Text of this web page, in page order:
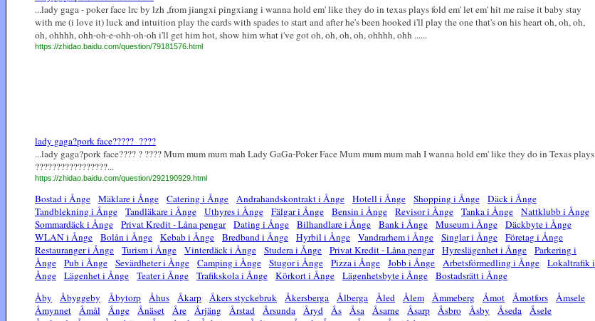
...lady gaga - poker face lrc by lzh ,from jiangxi pingxiang i wanna hold em' like they do in texas plays fold em' let em' hit me raise it baby stay
with me (i love it) luck and intuition play the cards with spades to start and after he's been hooked i'll play the one that's on his heart oh, oh, oh,
oh, ohhhh, ohh-oh-e-ohh-oh-oh i'll get him hot, show him what i've got oh, oh, oh, oh, ohhhh, ohh ......
https://zhidao.baidu.com/question/79181576.html
lady gaga?pork face?????_????
...lady gaga?pork face???? ? ???? Mum mum mum mah Lady GaGa-Poker Face Mum mum mum mah I wanna hold em' like they do in Texas plays
?????????????????...
https://zhidao.baidu.com/question/292190929.html
Bostad i Ånge Mäklare i Ånge Catering i Ånge Andrahandskontrakt i Ånge Hotell i Ånge Shopping i Ånge
Däck i Ånge
Tandblekning i Ånge
Tandläkare i Ånge Uthyres i Ånge Fälgar i Ånge Bensin i Ånge Revisor i Ånge Tanka i Ånge
Nattklubb i Ånge
Sommardäck i Ånge
Privat Kredit - Låna pengar Dating i Ånge Bilhandlare i Ånge Bank i Ånge Museum i Ånge
Däckbyte i Ånge
WLAN i Ånge
Bolån i Ånge Kebab i Ånge Bredband i Ånge Hyrbil i Ånge Vandrarhem i Ånge Singlar i Ånge
Företag i Ånge
Restauranger i Ånge
Turism i Ånge Vinterdäck i Ånge Studera i Ånge Privat Kredit - Låna pengar Hyreslägenhet i Ånge
Parkering i
Ånge
Pub i Ånge Sevärdheter i Ånge Camping i Ånge Stugor i Ånge Pizza i Ånge Jobb i Ånge Arbetsförmedling i Ånge
Lokaltrafik i
Ånge
Lägenhet i Ånge Teater i Ånge Trafikskola i Ånge Körkort i Ånge Lägenhetsbyte i Ånge
Bostadsrätt i Ånge
Åby
Åbyggeby Åbytorp Åhus Åkarp Åkers styckebruk Åkersberga Ålberga Åled Ålem Åmmeberg Åmot Åmotfors
Åmsele
Åmynnet
Åmål Ånge Ånäset Åre Årjäng Årstad Årsunda Åryd Ås Åsa Åsarne Åsarp Åsbro Åsby Åseda
Åsele